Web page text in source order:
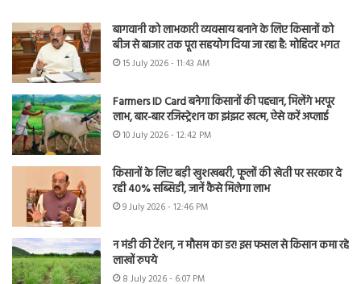
बागवानी को लाभकारी व्यवसाय बनाने के लिए किसानों को
बीज से बाजार तक पूरा सहयोग दिया जा रहा है: मोहिंदर भगत
15 July 2026 - 11:43 AM
Farmers ID Card बनेगा किसानों की पहचान, मिलेंगे भरपूर
लाभ, बार-बार रजिस्ट्रेशन का झंझट खत्म, ऐसे करें अप्लाई
10 July 2026 - 12:42 PM
किसानों के लिए बड़ी खुशखबरी, फूलों की खेती पर सरकार दे
रही 40% सब्सिडी, जानें कैसे मिलेगा लाभ
9 July 2026 - 12:46 PM
न मंडी की टेंशन, न मौसम का डर! इस फसल से किसान कमा रहे
लाखों रुपये
8 July 2026 - 6:07 PM